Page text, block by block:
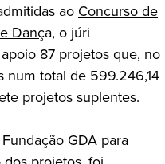
aoConcurso de
Dança, o júri
87 projetos que, no
num total de 599.246,14
projetos suplentes.
GDA para